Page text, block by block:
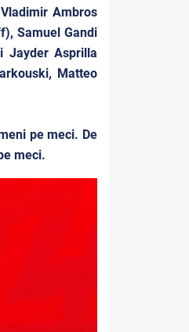
Ambros
Samuel Gandi
Jayder Asprilla
Matteo
pe meci. De
meci.